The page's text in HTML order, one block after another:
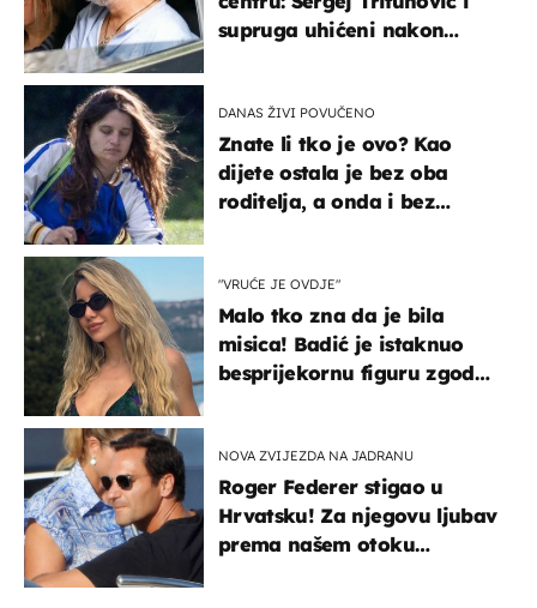
supruga uhićeni nakon
DANAS ŽIVI POVUČENO
Znate li tko je ovo? Kao
dijete ostala je bez oba
roditelja, a onda i bez
"VRUĆE JE OVDJE"
Malo tko zna da je bila
misica! Badić je istaknuo
besprijekornu figuru zgodne
NOVA ZVIJEZDA NA JADRANU
Roger Federer stigao u
Hrvatsku! Za njegovu ljubav
prema našem otoku